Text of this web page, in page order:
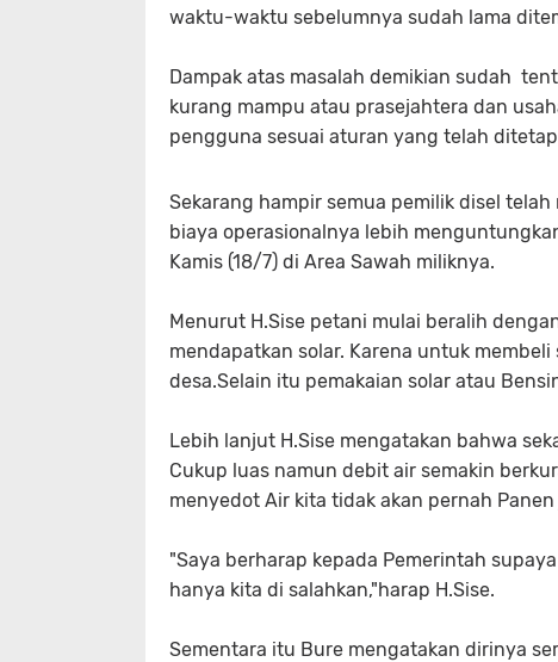
waktu-waktu sebelumnya sudah lama
Dampak atas masalah demikian sudah
kurang mampu atau prasejahtera dan
pengguna sesuai aturan yang telah
Sekarang hampir semua pemilik disel
biaya operasionalnya lebih
Kamis (18/7) di Area Sawah miliknya.
Menurut H.Sise petani mulai beralih
mendapatkan solar. Karena untuk
desa.Selain itu pemakaian solar atau
Lebih lanjut H.Sise mengatakan bahwa
Cukup luas namun debit air semakin
menyedot Air kita tidak akan pernah Panen
"Saya berharap kepada Pemerintah
hanya kita di salahkan,"harap H.Sise.
Sementara itu Bure mengatakan dirinya